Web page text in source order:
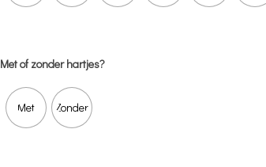
Met of zonder hartjes?
Met Zonder